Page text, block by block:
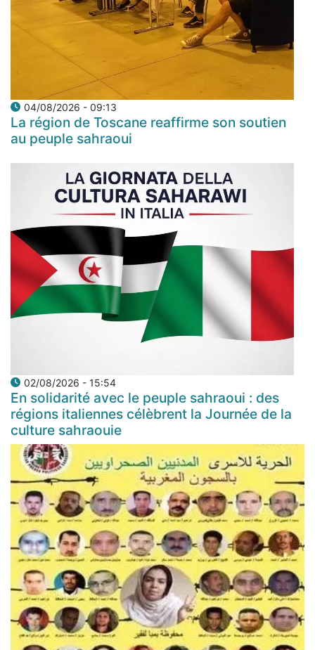
04/08/2026 - 09:13
La région de Toscane reaffirme son soutien
au peuple sahraoui
02/08/2026 - 15:54
En solidarité avec le peuple sahraoui : des
régions italiennes célèbrent la Journée de la
culture sahraouie